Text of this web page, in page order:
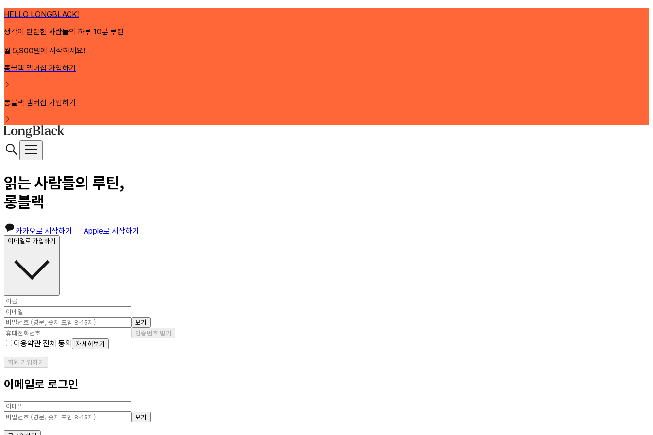
HELLO LONGBLACK!
생각이 탄탄한 사람들의 하루 10분 루틴
월 5,900원에 시작하세요!
롱블랙 멤버십 가입하기
롱블랙 멤버십 가입하기
읽는 사람들의 루틴,
롱블랙
카카오로 시작하기 Apple로 시작하기
이메일로 가입하기
보기
인증번호 받기
이용약관 전체 동의 자세히보기
회원 가입하기
이메일로 로그인
보기